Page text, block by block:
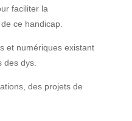
faciliter la
ce handicap.
et numériques existant
des dys.
des projets de